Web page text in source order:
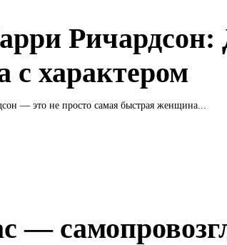
Ричардсон:
с характером
— это не просто самая быстрая женщина...
—